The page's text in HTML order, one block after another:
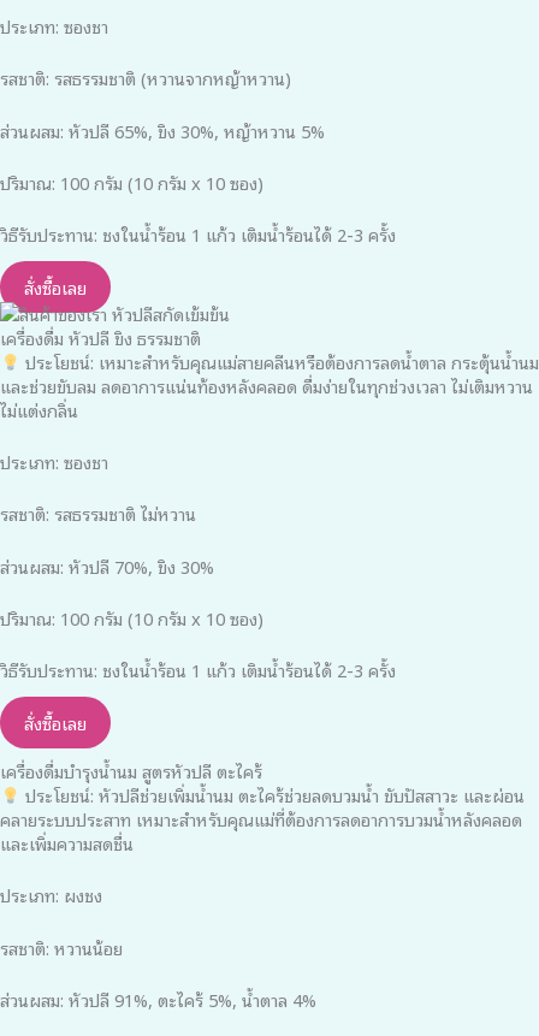
ประเภท: ซองชา
รสชาติ: รสธรรมชาติ (หวานจากหญ้าหวาน)
ส่วนผสม: หัวปลี 65%, ขิง 30%, หญ้าหวาน 5%
ปริมาณ: 100 กรัม (10 กรัม x 10 ซอง)
วิธีรับประทาน: ชงในน้ำร้อน 1 แก้ว เติมน้ำร้อนได้ 2-3 ครั้ง
สั่งซื้อเลย
เครื่องดื่ม หัวปลี ขิง ธรรมชาติ
ประโยชน์: เหมาะสำหรับคุณแม่สายคลีนหรือต้องการลดน้ำตาล กระตุ้นน้ำนม
และช่วยขับลม ลดอาการแน่นท้องหลังคลอด ดื่มง่ายในทุกช่วงเวลา ไม่เติมหวาน
ไม่แต่งกลิ่น
ประเภท: ซองชา
รสชาติ: รสธรรมชาติ ไม่หวาน
ส่วนผสม: หัวปลี 70%, ขิง 30%
ปริมาณ: 100 กรัม (10 กรัม x 10 ซอง)
วิธีรับประทาน: ชงในน้ำร้อน 1 แก้ว เติมน้ำร้อนได้ 2-3 ครั้ง
สั่งซื้อเลย
เครื่องดื่มบำรุงน้ำนม สูตรหัวปลี ตะไคร้
ประโยชน์: หัวปลีช่วยเพิ่มน้ำนม ตะไคร้ช่วยลดบวมน้ำ ขับปัสสาวะ และผ่อน
คลายระบบประสาท เหมาะสำหรับคุณแม่ที่ต้องการลดอาการบวมน้ำหลังคลอด
และเพิ่มความสดชื่น
ประเภท: ผงชง
รสชาติ: หวานน้อย
ส่วนผสม: หัวปลี 91%, ตะไคร้ 5%, น้ำตาล 4%